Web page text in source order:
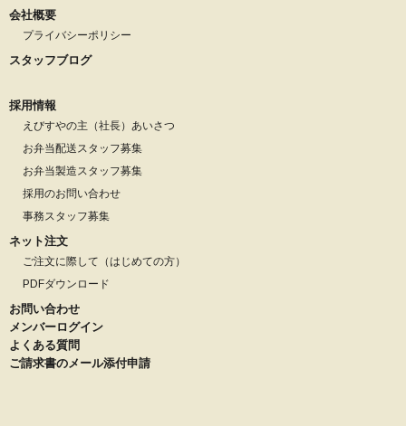
会社概要
プライバシーポリシー
スタッフブログ
採用情報
えびすやの主（社長）あいさつ
お弁当配送スタッフ募集
お弁当製造スタッフ募集
採用のお問い合わせ
事務スタッフ募集
ネット注文
ご注文に際して（はじめての方）
PDFダウンロード
お問い合わせ
メンバーログイン
よくある質問
ご請求書のメール添付申請